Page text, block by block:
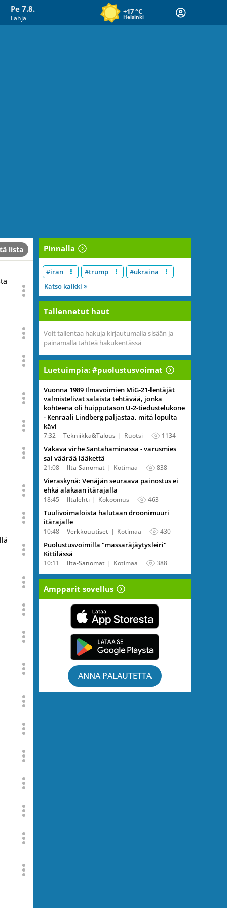
Pe 7.8.
Lahja
+17°C
Helsinki
lista Pinnalla
#iran #trump
#ukraina
Katso kaikki
Tallennetut haut
Voit tallentaa hakuja kirjautumalla sisään ja
painamalla tähteä hakukentässä
Luetuimpia: #puolustusvoimat
Vuonna 1989 Ilmavoimien MiG-21-lentäjät
valmistelivat salaista tehtävää, jonka
kohteena oli huipputason U-2-tiedustelukone
- Kenraali Lindberg paljastaa, mitä lopulta
kävi
7:32 Tekniikka&Talous Ruotsi 1134
Vakava virhe Santahaminassa - varusmies
sai väärää lääkettä
21:08 Ilta-Sanomat Kotimaa 838
Vieraskynä: Venäjän seuraava painostus ei
ehkä alakaan itärajalla
18:45 Iltalehti Kokoomus 463
Tuulivoimaloista halutaan droonimuuri
itärajalle
10:48 Verkkouutiset Kotimaa 430
Puolustusvoimilla "massaräjäytysleiri"
Kittilässä
10:11 Ilta-Sanomat Kotimaa 388
Ampparit sovellus
ANNA PALAUTETTA